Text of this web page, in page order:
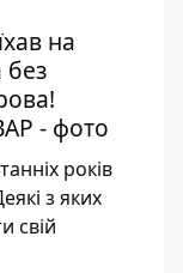
на
без
- фото
років
з яких
свій